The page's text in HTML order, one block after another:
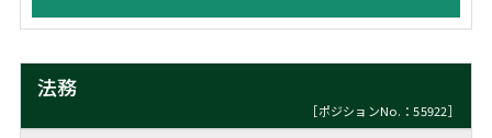
法務
［ポジションNo.：55922］